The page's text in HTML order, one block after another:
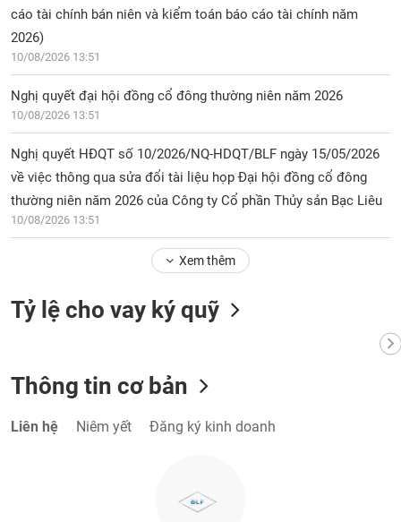
cáo tài chính bán niên và kiểm toán báo cáo tài chính năm
2026)
10/08/2026 13:51
Nghị quyết đại hội đồng cổ đông thường niên năm 2026
10/08/2026 13:51
Nghị quyết HĐQT số 10/2026/NQ-HDQT/BLF ngày 15/05/2026
về việc thông qua sửa đổi tài liệu họp Đại hội đồng cổ đông
thường niên năm 2026 của Công ty Cổ phần Thủy sản Bạc Liêu
10/08/2026 13:51
Xem thêm
Tỷ lệ cho vay ký quỹ
Thông tin cơ bản
Liên hệ Niêm yết Đăng ký kinh doanh